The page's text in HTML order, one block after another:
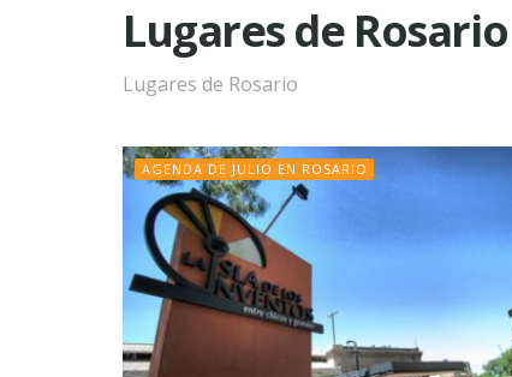
Lugares de Rosario
Lugares de Rosario
AGENDA DE JULIO EN ROSARIO